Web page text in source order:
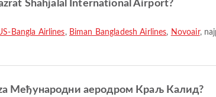
Shahjalal International Airport?
Bangla Airlines, Biman Bangladesh Airlines, Novoair,
Међународни аеродром Краљ Калид?